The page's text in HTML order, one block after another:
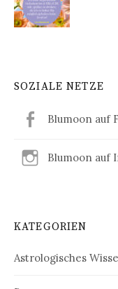
SOZIALE NETZE
Blumoon auf
Blumoon auf
KATEGORIEN
Astrologisches